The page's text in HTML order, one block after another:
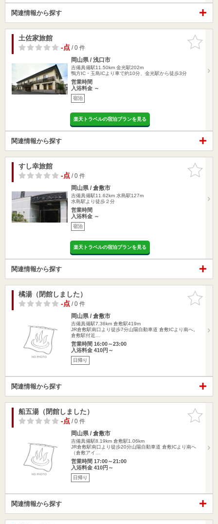
関連情報から探す
お気に入
りに追加
土佐家旅館
-点/ 0 件
岡山県 / 浅口市
吉備真備駅11.50km 金光駅202m
鴨方IC・玉島ICより車で約10分、金光駅から徒歩3分
営業時間
入浴料金 ～
宿泊
楽天トラベルの宿泊プランを見る
関連情報から探す
お気に入
りに追加
すし幸旅館
-点/ 0 件
岡山県 / 倉敷市
吉備真備駅11.62km 水島駅127m
水島駅より徒歩２分
営業時間
入浴料金 ～
宿泊
楽天トラベルの宿泊プランを見る
関連情報から探す
お気に入
りに追加
橘湯（閉館しました）
-点/ 0 件
岡山県 / 倉敷市
吉備真備駅7.36km 倉敷駅419m
JR倉敷駅南口より徒歩7分山陽自動車道 倉敷ICより南へ。
倉敷駅付近…
営業時間 16:00～23:00
入浴料金 410円～
日帰り
関連情報から探す
お気に入
りに追加
船五湯（閉館しました）
-点/ 0 件
岡山県 / 倉敷市
吉備真備駅8.19km 倉敷駅1.06km
JR倉敷駅南口より徒歩20分山陽自動車道 倉敷ICより南へ
（倉敷アイ…
営業時間 17:00～21:00
入浴料金 410円～
日帰り
関連情報から探す